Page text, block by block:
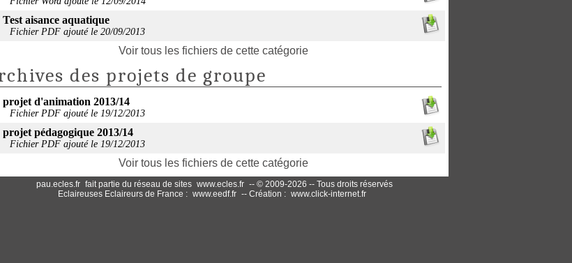
Test aisance aquatique
Fichier PDF ajouté le 20/09/2013
Voir tous les fichiers de cette catégorie
des projets de groupe
projet d'animation 2013/14
Fichier PDF ajouté le 19/12/2013
projet pédagogique 2013/14
Fichier PDF ajouté le 19/12/2013
Voir tous les fichiers de cette catégorie
pau.ecles.fr fait partie du réseau de sites www.ecles.fr -- © 2009-2026 -- Tous droits réservés
Eclaireuses Eclaireurs de France : www.eedf.fr -- Création : www.click-internet.fr